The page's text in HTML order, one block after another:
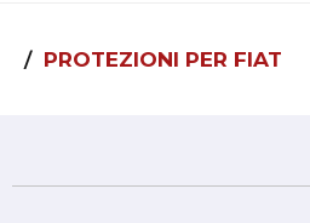
PROTEZIONI PER FIAT